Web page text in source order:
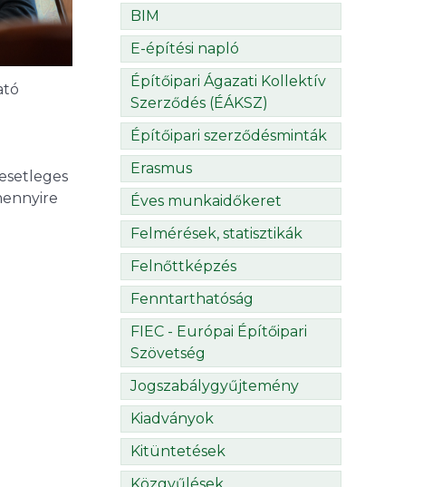
BIM
E-építési napló
Építőipari Ágazati Kollektív
Szerződés (ÉÁKSZ)
Építőipari szerződésminták
Erasmus
Éves munkaidőkeret
Felmérések, statisztikák
Felnőttképzés
Fenntarthatóság
FIEC - Európai Építőipari
Szövetség
Jogszabálygyűjtemény
Kiadványok
Kitüntetések